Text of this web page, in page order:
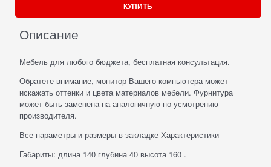
КУПИТЬ
Описание
Мебель для любого бюджета, бесплатная консультация.
Обратете внимание, монитор Вашего компьютера может
искажать оттенки и цвета материалов мебели. Фурнитура
может быть заменена на аналогичную по усмотрению
производителя.
Все параметры и размеры в закладке Характеристики
Габариты: длина 140 глубина 40 высота 160 .